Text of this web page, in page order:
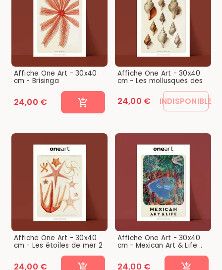
Affiche One Art - 30x40
cm - Brisinga
24,00 €
Affiche One Art - 30x40
cm - Les mollusques des
24,00 € INDISPONIBLE
Affiche One Art - 30x40
cm - Les étoiles de mer 2
24,00 €
Affiche One Art - 30x40
cm - Mexican Art & Life...
24,00 €